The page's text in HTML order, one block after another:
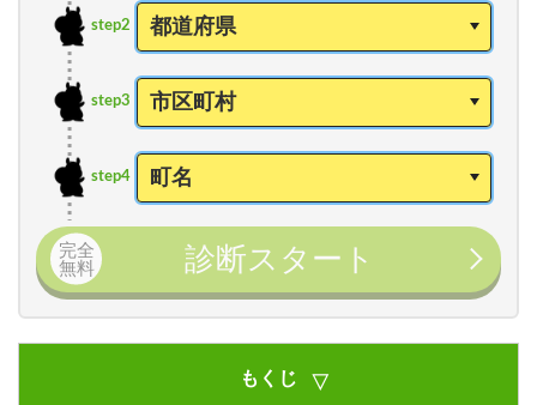
step2
step3
step4
完全
無料
診断スタート
もくじ